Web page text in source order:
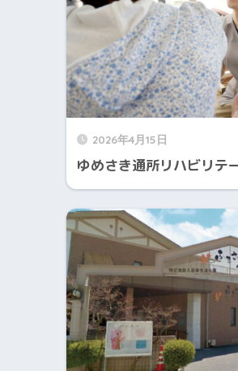
2026年4月15日
ゆめさき通所リハビリテ